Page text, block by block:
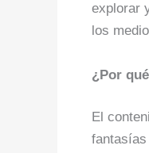
explorar
los
¿Por
El